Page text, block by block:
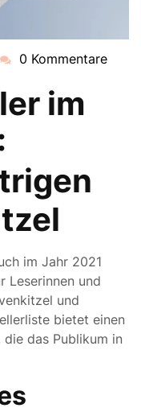
cjdaugherty
0 Kommentare
im
im Jahr 2021
Leserinnen und
und
bietet einen
das Publikum in